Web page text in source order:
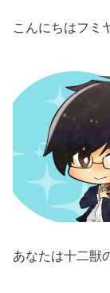
こんにちはフミ
あなたは十二獣